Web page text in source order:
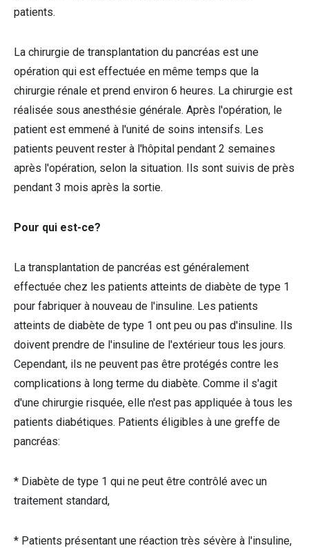
patients.
La chirurgie de transplantation du pancréas est une
opération qui est effectuée en même temps que la
chirurgie rénale et prend environ 6 heures. La chirurgie est
réalisée sous anesthésie générale. Après l'opération, le
patient est emmené à l'unité de soins intensifs. Les
patients peuvent rester à l'hôpital pendant 2 semaines
après l'opération, selon la situation. Ils sont suivis de près
pendant 3 mois après la sortie.
Pour qui est-ce?
La transplantation de pancréas est généralement
effectuée chez les patients atteints de diabète de type 1
pour fabriquer à nouveau de l'insuline. Les patients
atteints de diabète de type 1 ont peu ou pas d'insuline. Ils
doivent prendre de l'insuline de l'extérieur tous les jours.
Cependant, ils ne peuvent pas être protégés contre les
complications à long terme du diabète. Comme il s'agit
d'une chirurgie risquée, elle n'est pas appliquée à tous les
patients diabétiques. Patients éligibles à une greffe de
pancréas:
* Diabète de type 1 qui ne peut être contrôlé avec un
traitement standard,
* Patients présentant une réaction très sévère à l'insuline,